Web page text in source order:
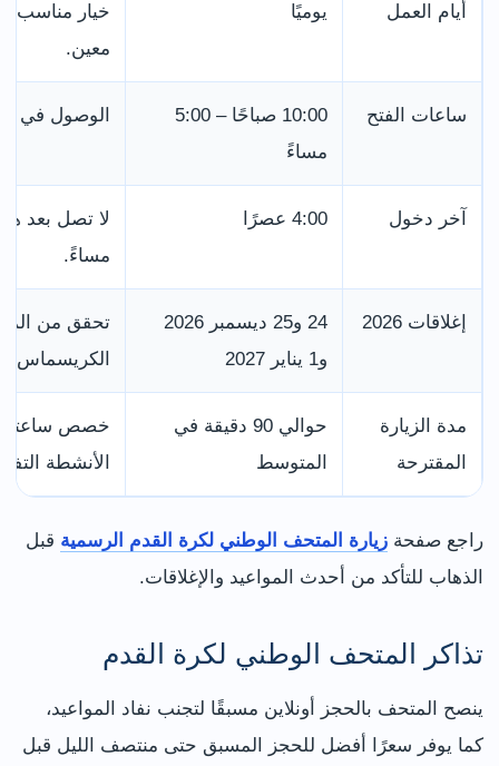
أيام العمل يوميًا
خيار مناسب
معين.
ساعات الفتح
10:00 صباحًا – 5:00
مساءً
الوصول في
آخر دخول
4:00 عصرًا
مساءً.
إغلاقات 2026
24 و25 ديسمبر 2026
و1 يناير 2027
تحقق من
الكريسماس
مدة الزيارة
المقترحة
حوالي 90 دقيقة في
المتوسط
خصص ساعتين
الأنشطة
راجع صفحة زيارة المتحف الوطني لكرة القدم الرسمية قبل
الذهاب للتأكد من أحدث المواعيد والإغلاقات.
تذاكر المتحف الوطني لكرة القدم
ينصح المتحف بالحجز أونلاين مسبقًا لتجنب نفاد المواعيد،
كما يوفر سعرًا أفضل للحجز المسبق حتى منتصف الليل قبل